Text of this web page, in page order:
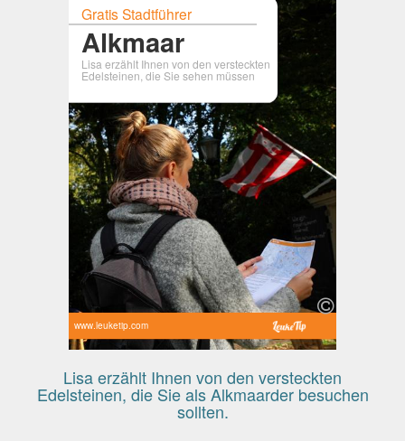
Gratis Stadtführer
Alkmaar
Lisa erzählt Ihnen von den versteckten
Edelsteinen, die Sie sehen müssen
www.leuketip.com
Lisa erzählt Ihnen von den versteckten
Edelsteinen, die Sie als Alkmaarder besuchen
sollten.